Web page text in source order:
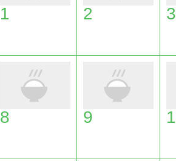
1 2 3
8 9